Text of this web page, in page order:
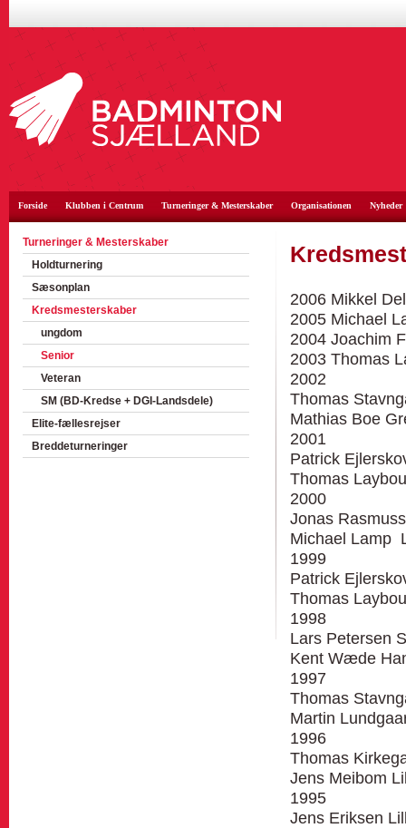
Forside Klubben i Centrum Turneringer & Mesterskaber Organisationen Nyheder
Turneringer & Mesterskaber
Holdturnering
Sæsonplan
Kredsmesterskaber
ungdom
Senior
Veteran
SM (BD-Kredse + DGI-Landsdele)
Elite-fællesrejser
Breddeturneringer
2006 Mikkel
2005 Michael
2004 Joachim
2003 Thomas
2002
Thomas
Mathias Boe
2001
Patrick
Thomas
2000
Jonas
Michael Lamp
1999
Patrick
Thomas
1998
Lars Petersen
Kent Wæde
1997
Thomas
Martin
1996
Thomas
Jens Meibom
1995
Jens Eriksen